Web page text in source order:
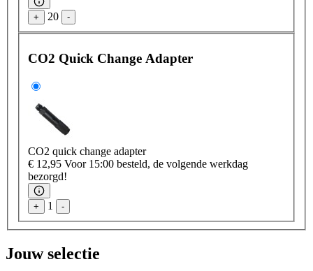
+ 20 -
CO2 Quick Change Adapter
CO2 quick change adapter
€ 12,95 Voor 15:00 besteld, de volgende werkdag
bezorgd!
+ 1 -
Jouw selectie